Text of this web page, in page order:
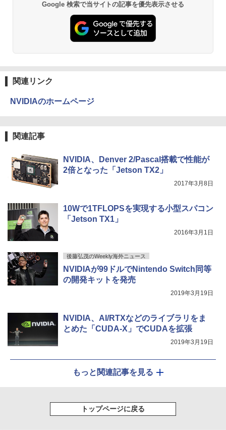
Anker Soundcore P31i ピンク
￥5,990
￥14,990
レスイヤホン bluetooth イヤホン V12 小型
軽量 ブルートゥースHi-Fi 最大36時間再生 ぶ
セリング 自動ペアリング Type-C充電 マイク
学/WEB会議(ホワイト)
￥1,964
Xiaomi シャオミ REDMI Buds 8 Lite ワイヤ
レスイヤホン Bluetooth 5.4 ノイズキャンセ
リング ANC 36時間再生
￥3,480
[Explicit]
￥250
￥250
【Amazon.co.jp限定】 い・ろ・は・す 2L P
ET ラベルレス ×8本
￥1,112
￥1,625
みきった日本の水 2L 8本 ラベルレス [ ケース
] [ 水 ] [ ペットボトル ] [ 箱買い ] [ ストック
] [ 水分補給 ]
エース)
￥832
スーパーの裏でヤニ吸うふたり 9巻 (デジタル
￥810
Google 検索で当サイトの記事を優先表示させる
関連リンク
NVIDIAのホームページ
関連記事
NVIDIA、Denver 2/Pascal搭載で性能が
2倍となった「Jetson TX2」
2017年3月8日
10Wで1TFLOPSを実現する小型スパコン
「Jetson TX1」
2016年3月1日
後藤弘茂のWeekly海外ニュース
NVIDIAが99ドルでNintendo Switch同等
の開発キットを発売
2019年3月19日
NVIDIA、AI/RTXなどのライブラリをま
とめた「CUDA-X」でCUDAを拡張
2019年3月19日
もっと関連記事を見る
トップページに戻る